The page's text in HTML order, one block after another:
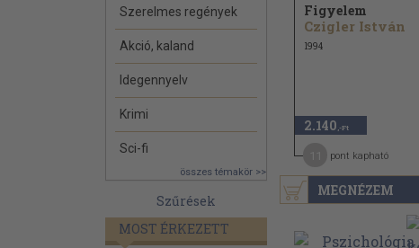
Szerelmes regények
Akció, kaland
Idegennyelv
Krimi
Sci-fi
összes témakör >>
Szűrések
MOST ÉRKEZETT
MEGNÉZEM
Figyelem
Czigler István
1994
2.140 ,-Ft
pont kapható